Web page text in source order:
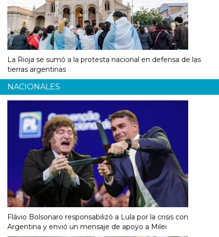
La Rioja se sumó a la protesta nacional en defensa de las
tierras argentinas
NACIONALES
Flávio Bolsonaro responsabilizó a Lula por la crisis con
Argentina y envió un mensaje de apoyo a Milei